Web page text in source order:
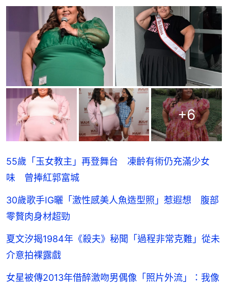
+6
55歲「玉女教主」再登舞台 凍齡有術仍充滿少女
味 曾捧紅郭富城
30歲歌手IG曬「激性感美人魚造型照」惹遐想 腹部
零贅肉身材超勁
夏文汐揭1984年《殺夫》秘聞「過程非常克難」從未
介意拍裸露戲
女星被傳2013年借醉激吻男偶像「照片外流」：我像